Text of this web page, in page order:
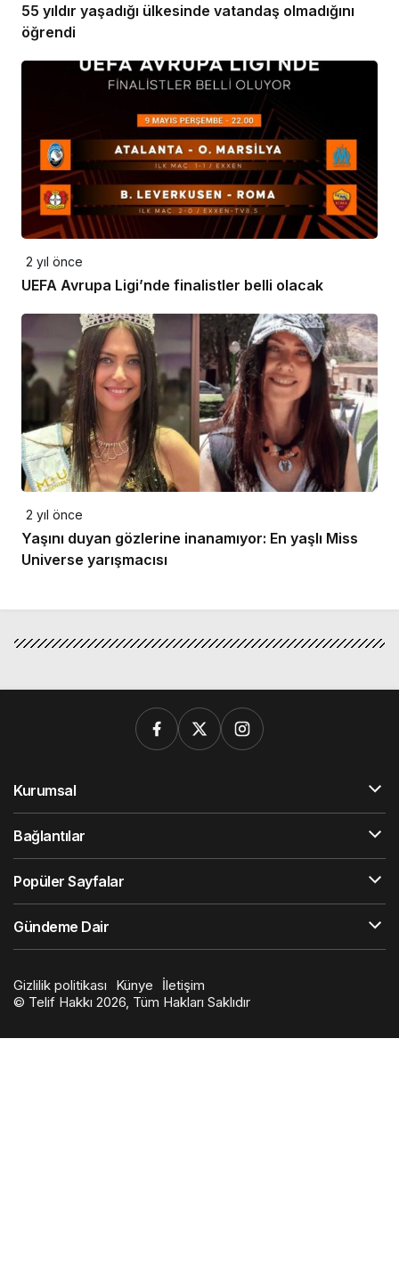
55 yıldır yaşadığı ülkesinde vatandaş olmadığını
öğrendi
2 yıl önce
UEFA Avrupa Ligi’nde finalistler belli olacak
2 yıl önce
Yaşını duyan gözlerine inanamıyor: En yaşlı Miss
Universe yarışmacısı
Kurumsal
Bağlantılar
Popüler Sayfalar
Gündeme Dair
Gizlilik politikası Künye
İletişim
© Telif Hakkı 2026, Tüm Hakları Saklıdır